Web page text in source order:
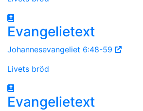
Evangelietext
Johannesevangeliet 6:48-59
Livets bröd
Evangelietext